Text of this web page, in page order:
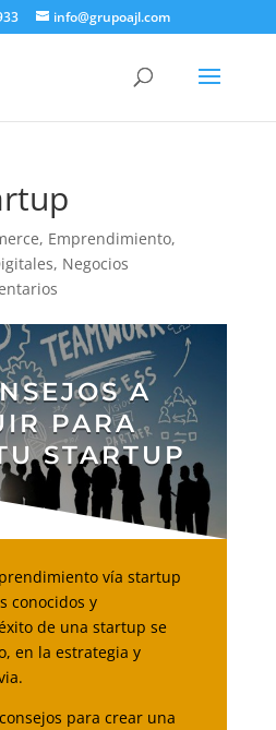
info@grupoajl.com
, Emprendimiento,
, Negocios
A
PARA
STARTUP
vía startup
conocidos y
de una startup se
en la estrategia y
para crear una